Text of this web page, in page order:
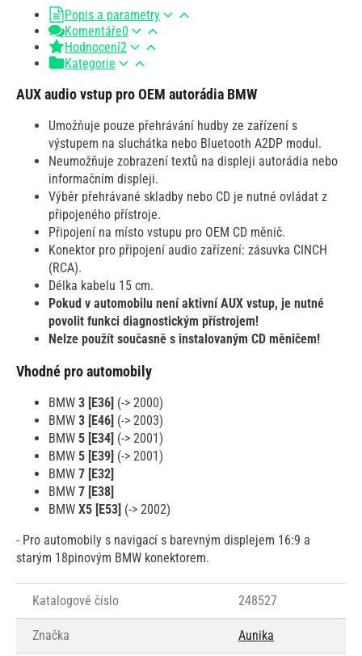
Popis a parametry
Komentáře0
Hodnocení2
Kategorie
AUX audio vstup pro OEM autorádia BMW
Umožňuje pouze přehrávání hudby ze zařízení s
výstupem na sluchátka nebo Bluetooth A2DP modul.
Neumožňuje zobrazení textů na displeji autorádia nebo
informačním displeji.
Výběr přehrávané skladby nebo CD je nutné ovládat z
připojeného přístroje.
Připojení na místo vstupu pro OEM CD měnič.
Konektor pro připojení audio zařízení: zásuvka CINCH
(RCA).
Délka kabelu 15 cm.
Pokud v automobilu není aktivní AUX vstup, je nutné
povolit funkci diagnostickým přístrojem!
Nelze použít současně s instalovaným CD měničem!
Vhodné pro automobily
BMW 3 [E36] (-> 2000)
BMW 3 [E46] (-> 2003)
BMW 5 [E34] (-> 2001)
BMW 5 [E39] (-> 2001)
BMW 7 [E32]
BMW 7 [E38]
BMW X5 [E53] (-> 2002)
- Pro automobily s navigací s barevným displejem 16:9 a
starým 18pinovým BMW konektorem.
Katalogové číslo 248527
Značka Aunika